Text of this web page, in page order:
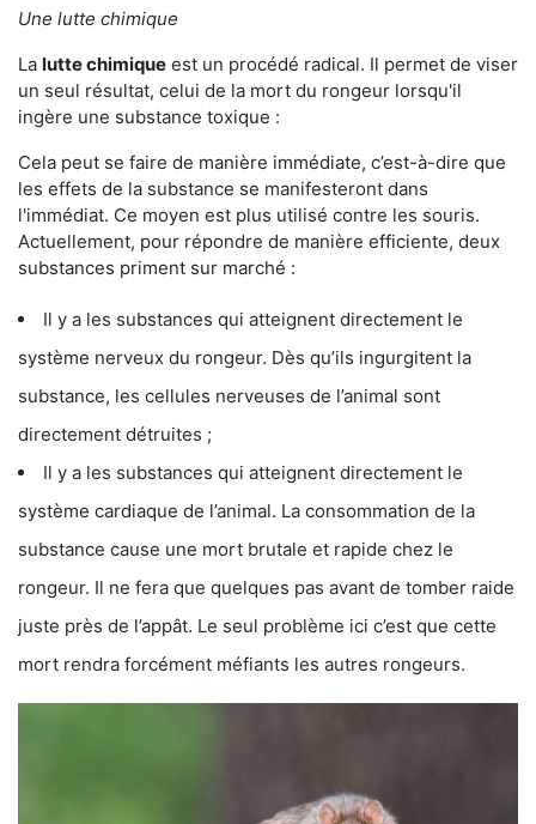
Une lutte chimique
La lutte chimique est un procédé radical. Il permet de viser
un seul résultat, celui de la mort du rongeur lorsqu'il
ingère une substance toxique :
Cela peut se faire de manière immédiate, c’est-à-dire que
les effets de la substance se manifesteront dans
l'immédiat. Ce moyen est plus utilisé contre les souris.
Actuellement, pour répondre de manière efficiente, deux
substances priment sur marché :
Il y a les substances qui atteignent directement le
système nerveux du rongeur. Dès qu’ils ingurgitent la
substance, les cellules nerveuses de l’animal sont
directement détruites ;
Il y a les substances qui atteignent directement le
système cardiaque de l’animal. La consommation de la
substance cause une mort brutale et rapide chez le
rongeur. Il ne fera que quelques pas avant de tomber raide
juste près de l’appât. Le seul problème ici c’est que cette
mort rendra forcément méfiants les autres rongeurs.